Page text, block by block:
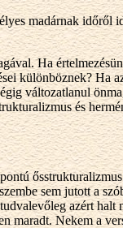
madárnak időről
Ha
különböznek? Ha
változatlanul
és
sem jutott a
azért halt
maradt. Nekem a